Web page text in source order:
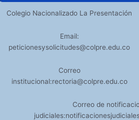
Colegio Nacionalizado La Presentación
Email:
peticionesysolicitudes@colpre.edu.co
Correo
institucional:rectoria@colpre.edu.co
Correo de